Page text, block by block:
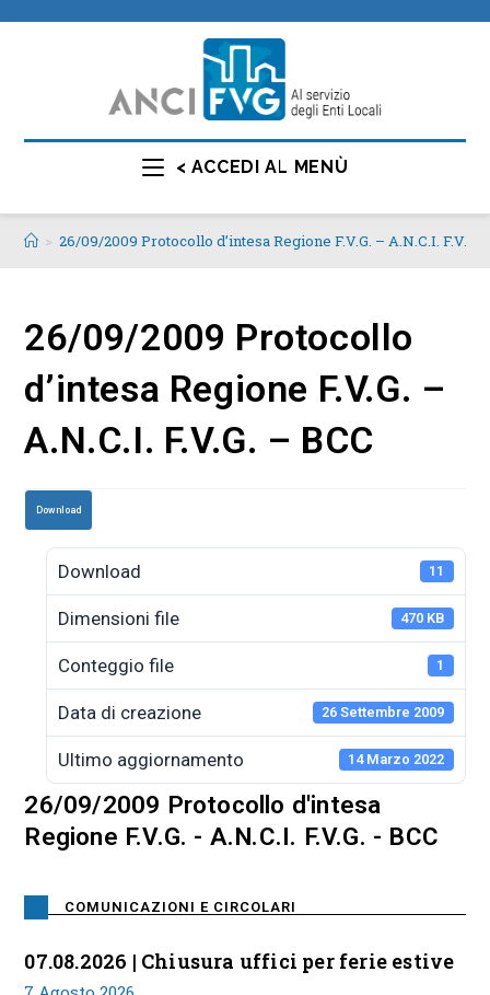
< ACCEDI AL MENÙ
> 26/09/2009 Protocollo d’intesa Regione F.V.G. – A.N.C.I. F.V.G.
26/09/2009 Protocollo
d’intesa Regione F.V.G. –
A.N.C.I. F.V.G. – BCC
Download
Download 11
Dimensioni file 470 KB
Conteggio file 1
Data di creazione 26 Settembre 2009
Ultimo aggiornamento 14 Marzo 2022
26/09/2009 Protocollo d'intesa
Regione F.V.G. - A.N.C.I. F.V.G. - BCC
COMUNICAZIONI E CIRCOLARI
07.08.2026 | Chiusura uffici per ferie estive